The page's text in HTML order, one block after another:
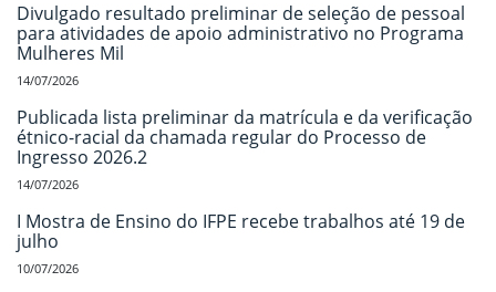
Divulgado resultado preliminar de seleção de pessoal
para atividades de apoio administrativo no Programa
Mulheres Mil
14/07/2026
Publicada lista preliminar da matrícula e da verificação
étnico-racial da chamada regular do Processo de
Ingresso 2026.2
14/07/2026
I Mostra de Ensino do IFPE recebe trabalhos até 19 de
julho
10/07/2026